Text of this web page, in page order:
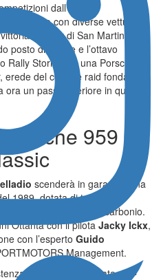
dall’amico
nel tempo con diverse vetture
al Rally di San Martino di
posto di classe e l’ottavo
Rally Storici con una Porsche
erede del celebre raid fondato
ora un passo ulteriore in questa
959
scenderà in gara con una
1989, dotata di trazione
e carrozzeria in carbonio.
Ottanta con il pilota Jacky Ickx,
con l’esperto Guido
Management.
tecnica sarà affidata a R-